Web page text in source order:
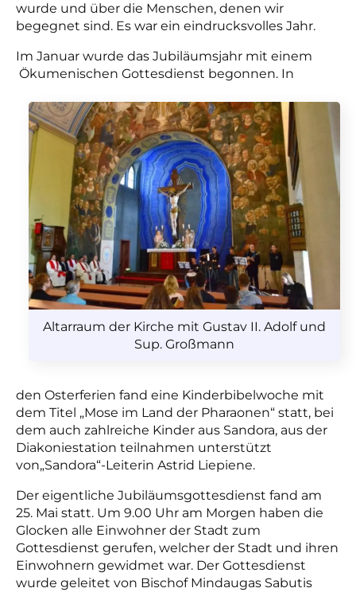
wurde und über die Menschen, denen wir
begegnet sind. Es war ein eindrucksvolles Jahr.
Im Januar wurde das Jubiläumsjahr mit einem
Ökumenischen Gottesdienst begonnen. In
Altarraum der Kirche mit Gustav II. Adolf und
Sup. Großmann
den Osterferien fand eine Kinderbibelwoche mit
dem Titel „Mose im Land der Pharaonen“ statt, bei
dem auch zahlreiche Kinder aus Sandora, aus der
Diakoniestation teilnahmen unterstützt
von„Sandora“-Leiterin Astrid Liepiene.
Der eigentliche Jubiläumsgottesdienst fand am
25. Mai statt. Um 9.00 Uhr am Morgen haben die
Glocken alle Einwohner der Stadt zum
Gottesdienst gerufen, welcher der Stadt und ihren
Einwohnern gewidmet war. Der Gottesdienst
wurde geleitet von Bischof Mindaugas Sabutis